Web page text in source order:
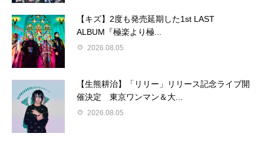
【キズ】2度も発売延期した1st LAST
ALBUM『極楽より極...
2026.08.05
【生熊耕治】「リリー」リリース記念ライブ開
催決定 東京ワンマン＆大...
2026.08.05